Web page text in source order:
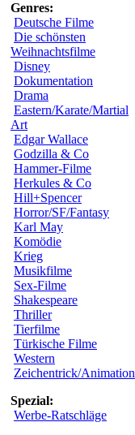
Genres:
Deutsche Filme
Die schönsten
Weihnachtsfilme
Disney
Dokumentation
Drama
Eastern/Karate/Martial
Art
Edgar Wallace
Godzilla & Co
Hammer-Filme
Herkules & Co
Hill+Spencer
Horror/SF/Fantasy
Karl May
Komödie
Krieg
Musikfilme
Sex-Filme
Shakespeare
Thriller
Tierfilme
Türkische Filme
Western
Zeichentrick/Animation
Spezial:
Werbe-Ratschläge